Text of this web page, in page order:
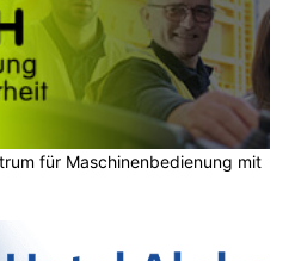
für Maschinenbedienung mit